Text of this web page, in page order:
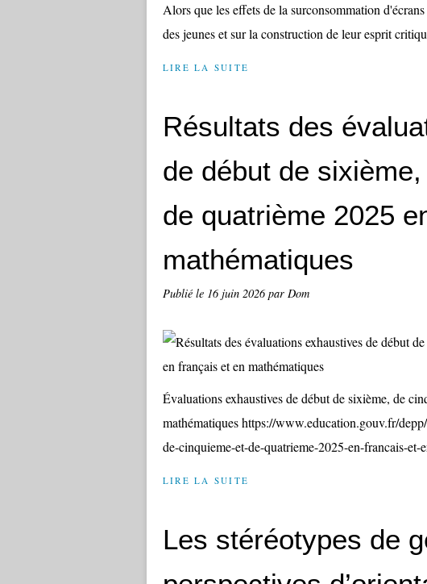
Alors que les effets de la surconsommation
des jeunes et sur la construction de leur esprit
LIRE LA SUITE
Résultats des
de début de
de quatrième 2025
mathématiques
Publié le 16 juin 2026par Dom
Évaluations exhaustives de début de sixième, de
mathématiques https://www.education.gouv.fr/
de-cinquieme-et-de-quatrieme-2025-en-francais-et-
LIRE LA SUITE
Les stéréotypes de